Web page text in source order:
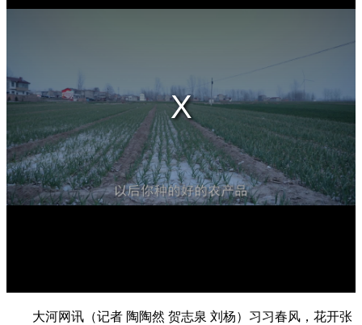
大河网讯（记者 陶陶然 贺志泉 刘杨）习习春风，花开张